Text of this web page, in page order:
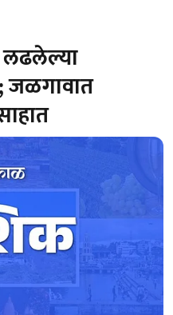
लढलेल्या
जळगावात